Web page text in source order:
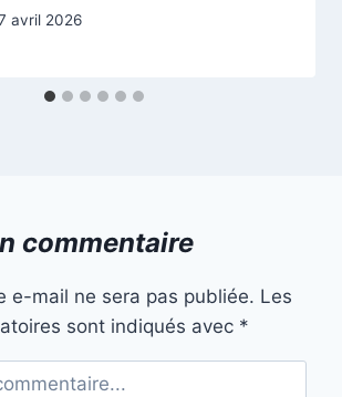
avril 2026
commentaire
e-mail ne sera pas publiée. Les
sont indiqués avec *